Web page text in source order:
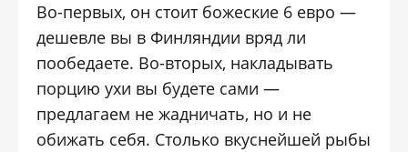
Во-первых, он стоит божеские 6 евро —
дешевле вы в Финляндии вряд ли
пообедаете. Во-вторых, накладывать
порцию ухи вы будете сами —
предлагаем не жадничать, но и не
обижать себя. Столько вкуснейшей рыбы